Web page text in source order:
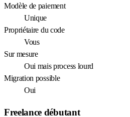
Modèle de paiement
Unique
Propriétaire du code
Vous
Sur mesure
Oui mais process lourd
Migration possible
Oui
Freelance débutant